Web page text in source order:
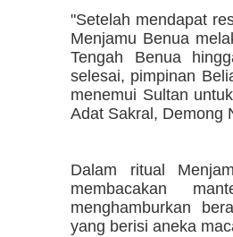
"Setelah mendapat
Menjamu Benua
Tengah Benua
selesai, pimpinan
menemui Sultan
Adat Sakral, Demong
Dalam ritual
membacakan
menghamburkan
yang berisi aneka